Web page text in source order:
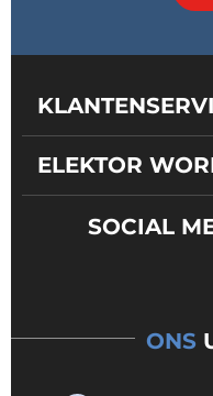
ELEKTOR
SOCIAL
ONS